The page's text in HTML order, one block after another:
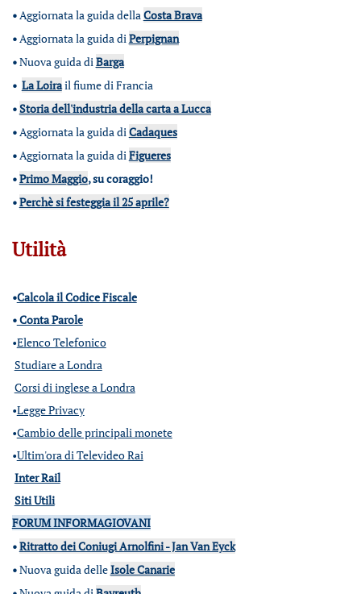
•Aggiornata la guida dellaCosta Brava
•Aggiornata la guida diPerpignan
•Nuova guida diBarga
• La Loirail fiume di Francia
•Storia dell'industria della carta a Lucca
•Aggiornata la guida diCadaques
•Aggiornata la guida diFigueres
•Primo Maggio, su coraggio!
•Perchè si festeggia il 25 aprile?
Utilità
•Calcola il Codice Fiscale
•Conta Parole
•Elenco Telefonico
Studiare a Londra
Corsi di inglese a Londra
•Legge Privacy
•Cambio delle principali monete
•Ultim'ora di Televideo Rai
Inter Rail
Siti Utili
FORUM INFORMAGIOVANI
•Ritratto dei Coniugi Arnolfini - Jan Van Eyck
•Nuova guida delleIsole Canarie